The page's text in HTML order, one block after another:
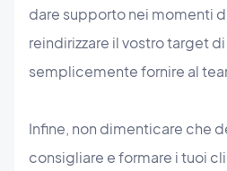
dare supporto nei momenti
reindirizzare il vostro target
semplicemente fornire al
Infine, non dimenticare che
consigliare e formare i tuoi